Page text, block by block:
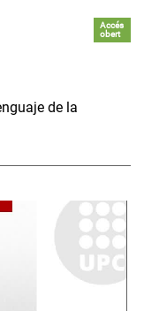
Accés
obert
de la